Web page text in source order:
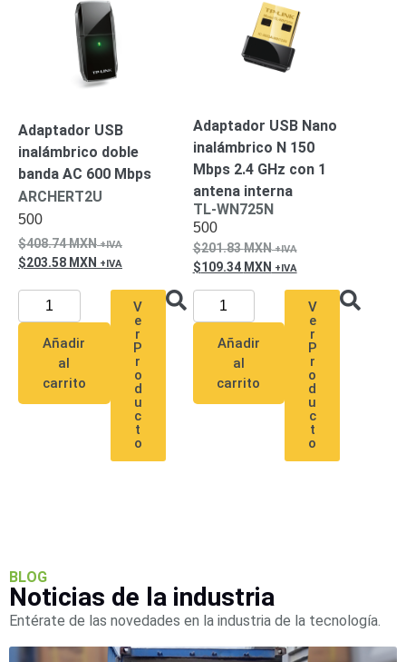
SAN /
eSATADiscos
Duros
Mecánicos
Servidores
de
de Estado
Sólido
(SSD)
Software
Analíticas
EPCOM
Cloud
HIKVISION HoneywellWisenet
Accesorios Body
Cams
Móviles
Dash
Adaptador USB
inalámbrico doble
banda AC 600 Mbps
ARCHERT2U
500
408.74MXN
203.58 MXN
Añadir
al
carrito
V
e
r
P
r
o
d
u
c
t
o
Adaptador USB Nano
inalámbrico N 150
Mbps 2.4 GHz con 1
antena interna
TL-WN725N
500
201.83MXN
109.34 MXN
Añadir
al
carrito
V
e
r
P
r
o
d
u
c
t
o
BLOG
Noticias de la industria
Entérate de las novedades en la industria de la tecnología.